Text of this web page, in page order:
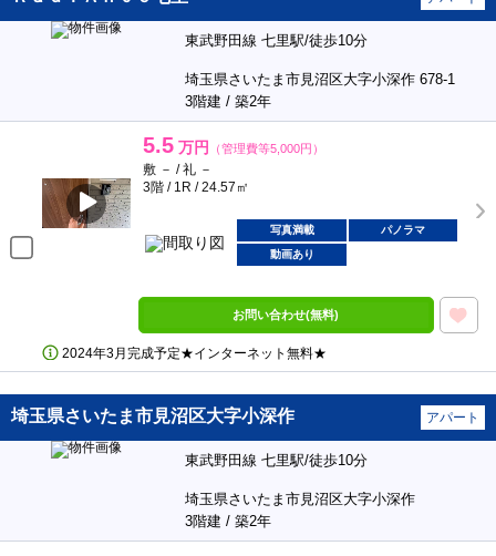
東武野田線 七里駅/徒歩10分
埼玉県さいたま市見沼区大字小深作 678-1
3階建 / 築2年
5.5 万円 （管理費等5,000円）
敷 － / 礼 －
3階 / 1R / 24.57㎡
写真満載
パノラマ
動画あり
お問い合わせ(無料)
2024年3月完成予定★インターネット無料★
埼玉県さいたま市見沼区大字小深作 アパート
東武野田線 七里駅/徒歩10分
埼玉県さいたま市見沼区大字小深作
3階建 / 築2年